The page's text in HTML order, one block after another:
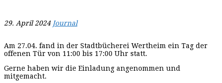
29. April 2024 Journal
Am 27.04. fand in der Stadtbücherei Wertheim ein Tag der
offenen Tür von 11:00 bis 17:00 Uhr statt.
Gerne haben wir die Einladung angenommen und
mitgemacht.